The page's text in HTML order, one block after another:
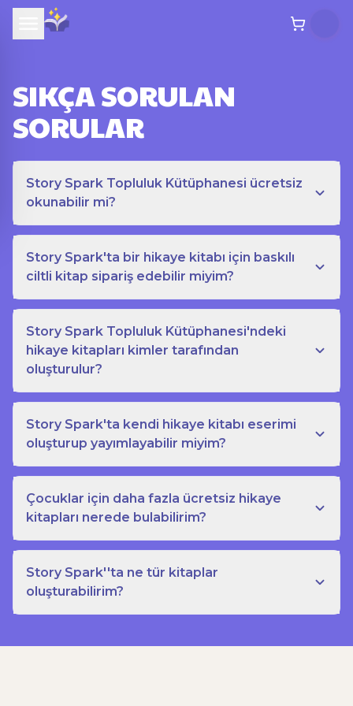
SIKÇA SORULAN
SORULAR
Story Spark Topluluk Kütüphanesi ücretsiz
okunabilir mi?
Story Spark'ta bir hikaye kitabı için baskılı
ciltli kitap sipariş edebilir miyim?
Story Spark Topluluk Kütüphanesi'ndeki
hikaye kitapları kimler tarafından
oluşturulur?
Story Spark'ta kendi hikaye kitabı eserimi
oluşturup yayımlayabilir miyim?
Çocuklar için daha fazla ücretsiz hikaye
kitapları nerede bulabilirim?
Story Spark''ta ne tür kitaplar
oluşturabilirim?